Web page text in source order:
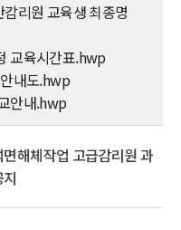
리원 교육생 최종명
교육시간표.hwp
내도.hwp
안내.hwp
해체작업 고급감리원 과